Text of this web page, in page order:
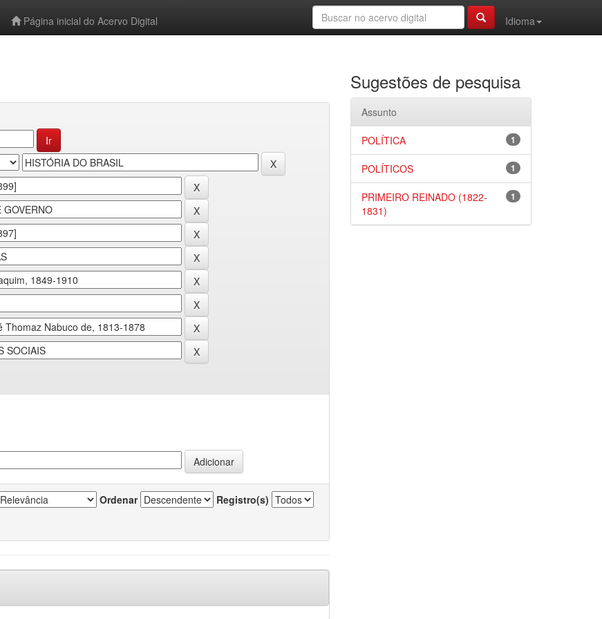
Página inicial do Acervo Digital
Idioma
Ordenar Registro(s)
Sugestões de pesquisa
Assunto
1
POLÍTICA
1
POLÍTICOS
1
PRIMEIRO REINADO (1822-
1831)